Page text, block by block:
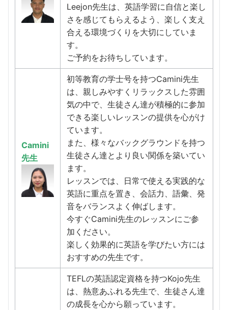
Leejon先生は、英語学習に自信と楽し
さを感じてもらえるよう、楽しく支え
合える環境づくりを大切にしていま
す。
ご予約をお待ちしています。
Camini
先生
初等教育の学士号を持つCamini先生
は、親しみやすくリラックスした雰囲
気の中で、生徒さん達が積極的に参加
できる楽しいレッスンの提供を心がけ
ています。
また、様々なバックグラウンドを持つ
生徒さん達とより良い関係を築いてい
ます。
レッスンでは、日常で使える実践的な
英語に重点を置き、会話力、語彙、発
音をバランスよく伸ばします。
今すぐCamini先生のレッスンにご参
加ください。
楽しく効果的に英語を学びたい方には
おすすめの先生です。
TEFLの英語認定資格を持つKojo先生
は、熱意あふれる先生で、生徒さん達
の成長を心から願っています。